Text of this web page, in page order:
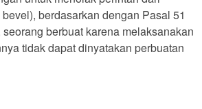
berdasarkan dengan Pasal 51
berbuat karena melaksanakan
tidak dapat dinyatakan perbuatan